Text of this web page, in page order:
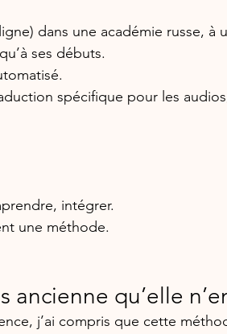
dans une académie russe, à
ses débuts.
spécifique pour les
intégrer.
une méthode.
ancienne qu’elle
j’ai compris que cette